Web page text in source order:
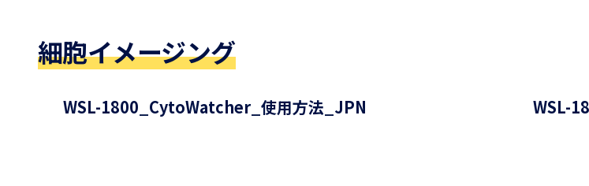
細胞イメージング
WSL-1800_CytoWatcher_使用方法_JPN WSL-